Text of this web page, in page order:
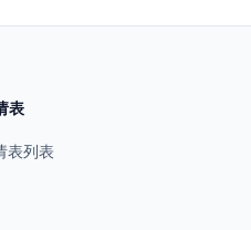
表
表列表